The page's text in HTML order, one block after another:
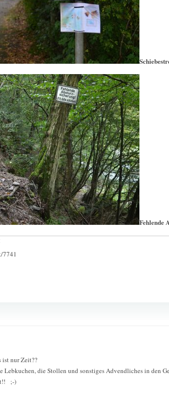
Fehlende
ist nur Zeit??
Lebkuchen, die Stollen und sonstiges Advendliches in den
;-)